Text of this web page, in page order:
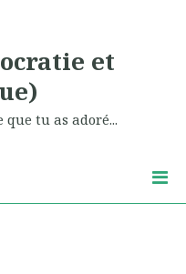
et
tu as adoré...